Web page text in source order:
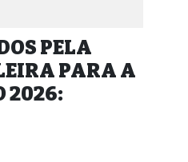
PELA
PARA A
2026: